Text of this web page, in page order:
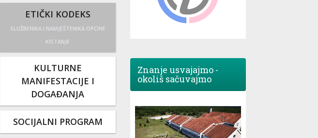
ETIČKI KODEKS
SLUŽBENIKA I NAMJEŠTENIKA OPĆINE
KISTANJE
KULTURNE
MANIFESTACIJE I
DOGAĐANJA
SOCIJALNI PROGRAM
Znanje usvajajmo -
okoliš sačuvajmo